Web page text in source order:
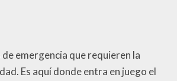
emergencia que requieren la
Es aquí donde entra en juego el